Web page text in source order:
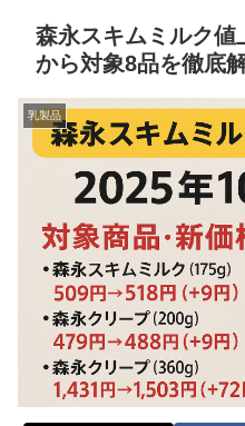
森永スキムミルク値
から対象8品を徹底
乳製品